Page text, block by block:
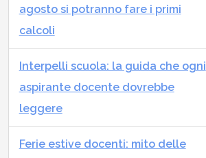
agosto si potranno fare i primi
calcoli
Interpelli scuola: la guida che ogni
aspirante docente dovrebbe
leggere
Ferie estive docenti: mito delle